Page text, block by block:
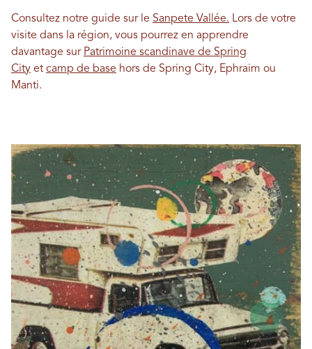
Consultez notre guide sur le Sanpete Vallée. Lors de votre
visite dans la région, vous pourrez en apprendre
davantage sur Patrimoine scandinave de Spring
City et camp de base hors de Spring City, Ephraim ou
Manti.